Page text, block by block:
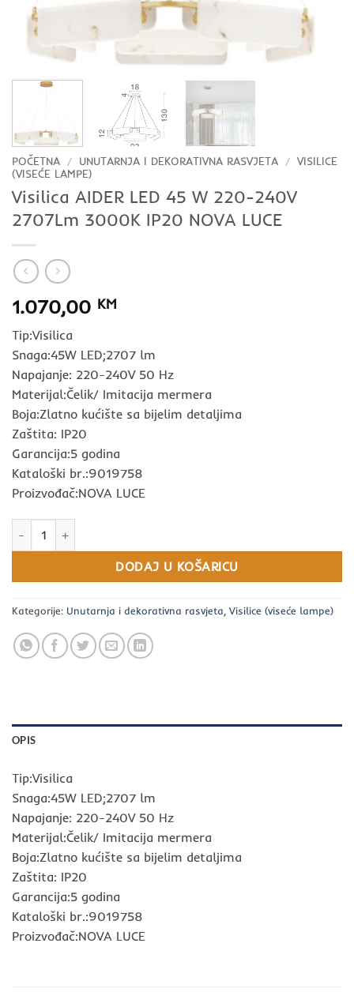
POČETNA / UNUTARNJA I DEKORATIVNA RASVJETA / VISILICE
(VISEĆE LAMPE)
Visilica AIDER LED 45 W 220-240V
2707Lm 3000K IP20 NOVA LUCE
1.070,00 KM
Tip:Visilica
Snaga:45W LED;2707 lm
Napajanje: 220-240V 50 Hz
Materijal:Čelik/ Imitacija mermera
Boja:Zlatno kućište sa bijelim detaljima
Zaštita: IP20
Garancija:5 godina
Kataloški br.:9019758
Proizvođač:NOVA LUCE
DODAJ U KOŠARICU
Kategorije: Unutarnja i dekorativna rasvjeta, Visilice (viseće lampe)
OPIS
Tip:Visilica
Snaga:45W LED;2707 lm
Napajanje: 220-240V 50 Hz
Materijal:Čelik/ Imitacija mermera
Boja:Zlatno kućište sa bijelim detaljima
Zaštita: IP20
Garancija:5 godina
Kataloški br.:9019758
Proizvođač:NOVA LUCE